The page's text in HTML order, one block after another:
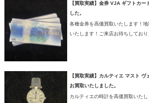
【買取実績】金券 VJA ギフトカー
した。
各種金券を高価買取いたします！
いたします！ご来店お待ちしており
【買取実績】カルティエ マスト
お買取いたしました。
カルティエの時計を高価買取いた